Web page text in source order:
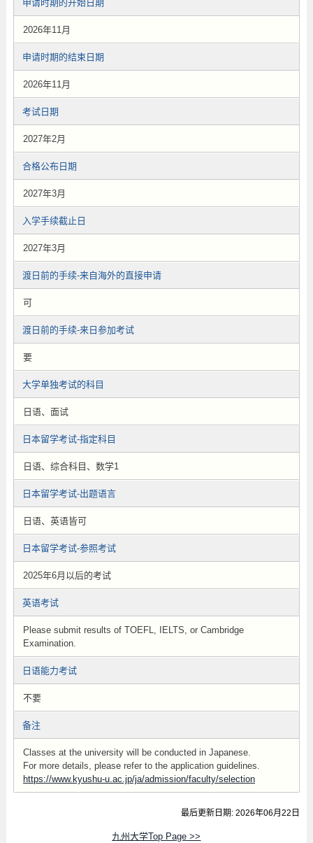
申请时期的开始日期
2026年11月
申请时期的结束日期
2026年11月
考试日期
2027年2月
合格公布日期
2027年3月
入学手续截止日
2027年3月
渡日前的手续-来自海外的直接申请
可
渡日前的手续-来日参加考试
要
大学单独考试的科目
日语、面试
日本留学考试-指定科目
日语、综合科目、数学1
日本留学考试-出题语言
日语、英语皆可
日本留学考试-参照考试
2025年6月以后的考试
英语考试
Please submit results of TOEFL, IELTS, or Cambridge
Examination.
日语能力考试
不要
备注
Classes at the university will be conducted in Japanese.
For more details, please refer to the application guidelines.
https://www.kyushu-u.ac.jp/ja/admission/faculty/selection
最后更新日期: 2026年06月22日
九州大学Top Page >>